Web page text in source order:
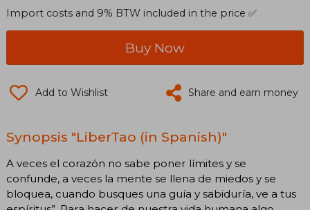
Import costs and 9% BTW included in the price ✅
Buy Now
Add to Wishlist Share and earn money
Synopsis "LiberTao (in Spanish)"
A veces el corazón no sabe poner límites y se
confunde, a veces la mente se llena de miedos y se
bloquea, cuando busques una guía y sabiduría, ve a tus